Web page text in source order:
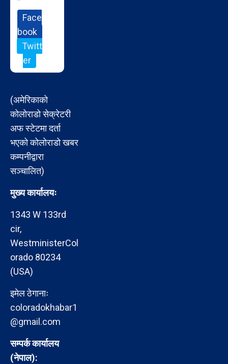
Face
book
Twitt
er
(अमेरिकाको
कोलोराडो सेक्रेटरी
अफ स्टेटमा दर्ता
भएको कोलोराडो खबर
कम्पनीद्वारा
सञ्चालित)
मुख्य कार्यालयः
1343 W 133rd
cir,
WestministerCol
orado 80234
(USA)
इमेल ठेगानाः
coloradokhabar1
@gmail.com
सम्पर्क कार्यालय
(नेपाल):